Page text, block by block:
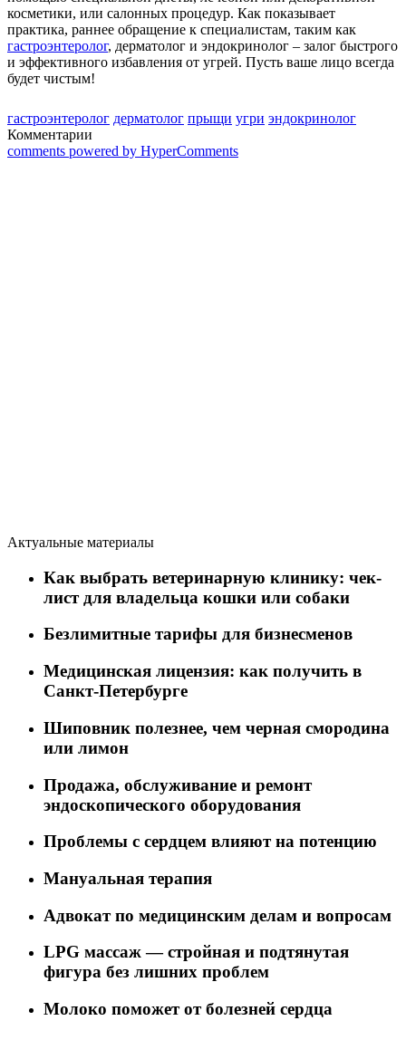
косметики, или салонных процедур. Как показывает
практика, раннее обращение к специалистам, таким как
гастроэнтеролог, дерматолог и эндокринолог – залог быстрого
и эффективного избавления от угрей. Пусть ваше лицо всегда
будет чистым!
гастроэнтеролог дерматолог прыщи угри эндокринолог
Комментарии
comments powered by HyperComments
Актуальные материалы
Как выбрать ветеринарную клинику: чек-
лист для владельца кошки или собаки
Безлимитные тарифы для бизнесменов
Медицинская лицензия: как получить в
Санкт-Петербурге
Шиповник полезнее, чем черная смородина
или лимон
Продажа, обслуживание и ремонт
эндоскопического оборудования
Проблемы с сердцем влияют на потенцию
Мануальная терапия
Адвокат по медицинским делам и вопросам
LPG массаж — стройная и подтянутая
фигура без лишних проблем
Молоко поможет от болезней сердца